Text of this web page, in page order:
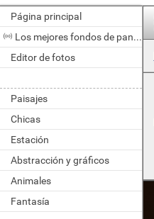
Página principal
Los mejores fondos de pantalla del día
Editor de fotos
Paisajes
Chicas
Estación
Abstracción y gráficos
Animales
Fantasía